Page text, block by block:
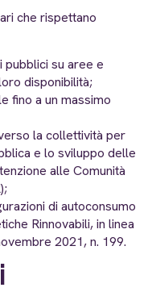
che rispettano
pubblici su aree e
disponibilità;
fino a un massimo
la collettività per
e lo sviluppo delle
alle Comunità
di autoconsumo
Rinnovabili, in linea
2021, n. 199.